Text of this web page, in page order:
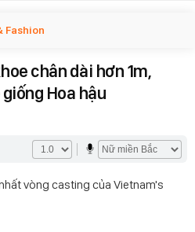
Fashion
chân dài hơn 1m,
Hoa hậu
vòng casting của Vietnam's